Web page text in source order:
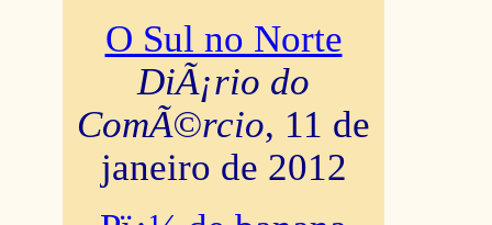
O Sul no Norte
DiÃ¡rio do
ComÃ©rcio, 11 de
janeiro de 2012